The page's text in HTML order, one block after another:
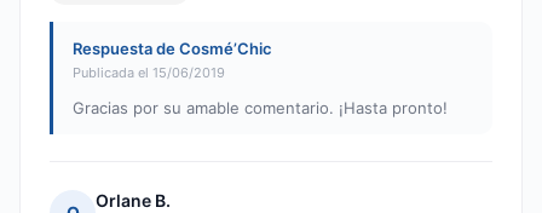
Respuesta de Cosmé’Chic
Publicada el 15/06/2019
Gracias por su amable comentario. ¡Hasta pronto!
Orlane B.